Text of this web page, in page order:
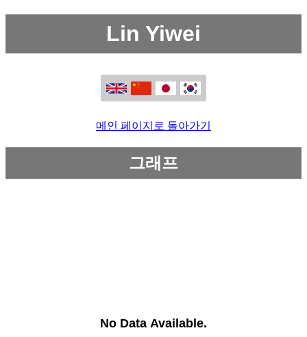
Lin Yiwei
메인 페이지로 돌아가기
그래프
No Data Available.